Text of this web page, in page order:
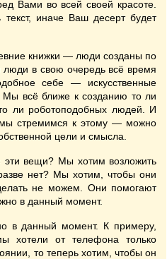
Вами во всей своей красоте.
иначе Ваш десерт будет
книжки — люди созданы по
в свою очередь всё время
себе — искусственные
Мы всё ближе к созданию то ли
ли роботоподобных людей. И
стремимся к этому — можно
цели и смысла.
эти вещи? Мы хотим возложить
нет? Мы хотим, чтобы они
не можем. Они помогают
в данный момент.
в данный момент. К примеру,
хотели от телефона только
то теперь хотим, чтобы он